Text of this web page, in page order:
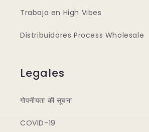
Trabaja en High Vibes
Distribuidores Process Wholesale
Legales
गोपनीयता की सूचना
COVID-19